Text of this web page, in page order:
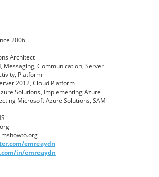
2006
Architect
Messaging, Communication, Server
Platform
2012, Cloud Platform
Solutions, Implementing Azure
Microsoft Azure Solutions, SAM
emreaydn
in/emreaydn